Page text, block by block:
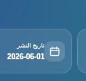
تاريخ النشر
2026-06-01